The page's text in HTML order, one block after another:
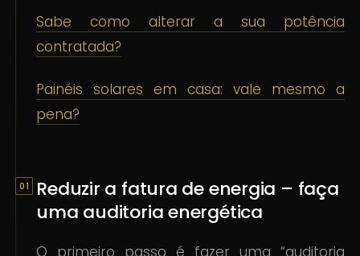
Sabe como alterar a sua potência
contratada?
Painéis solares em casa: vale mesmo a
pena?
Reduzir a fatura de energia – faça
uma auditoria energética
O primeiro passo é fazer uma “auditoria